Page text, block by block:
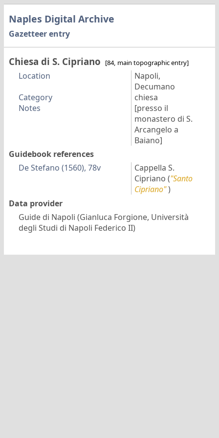
Naples Digital Archive
Gazetteer entry
Chiesa di S. Cipriano [84, main topographic entry]
Location
Napoli,
Decumano
Category
chiesa
Notes
[presso il
monastero di S.
Arcangelo a
Baiano]
Guidebook references
De Stefano (1560), 78v
Cappella S.
Cipriano ("Santo
Cipriano")
Data provider
Guide di Napoli (Gianluca Forgione, Università
degli Studi di Napoli Federico II)